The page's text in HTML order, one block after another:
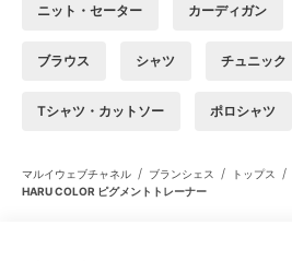
ニット・セーター カーディガン
ブラウス シャツ チュニック
Tシャツ・カットソー ポロシャツ
マルイウェブチャネル / ブランシェス / トップス /
HARU COLOR ピグメントトレーナー